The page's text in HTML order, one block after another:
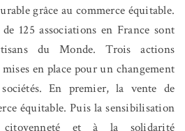
grâce au commerce équitable.
125 associations en France sont
du Monde. Trois actions
en place pour un changement
En premier, la vente de
équitable. Puis la sensibilisation
et à la solidarité